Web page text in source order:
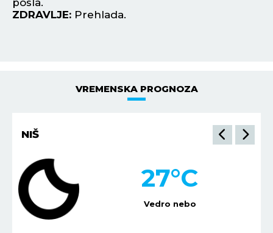
VREMENSKA PROGNOZA
BEOGRAD
Mestimično oblačno
26°C